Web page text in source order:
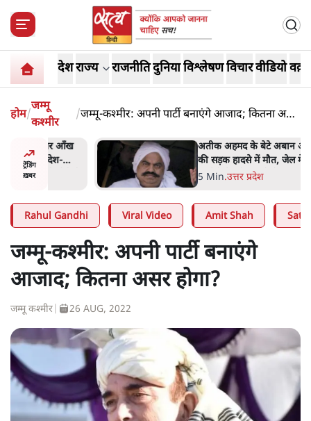
देशराज्य राजनीतिदुनियाविश्लेषणविचारवीडियो
होम/
जम्मू
कश्मीर
/जम्मू-कश्मीर: अपनी पार्टी बनाएंगे आजाद; कितना असर
ट्रेंडिंग
ख़बर
बोले थे-
अतीक अहमद के बेटे अबान अहमद
की सड़क हादसे में मौत, जेल में बंद
भाई से मिलने जा रहे थे
5 Min उत्तर प्रदेश
Rahul Gandhi Viral Video Amit Shah
जम्मू-कश्मीर: अपनी पार्टी बनाएंगे
आजाद; कितना असर होगा?
जम्मू कश्मीर 26 AUG, 2022